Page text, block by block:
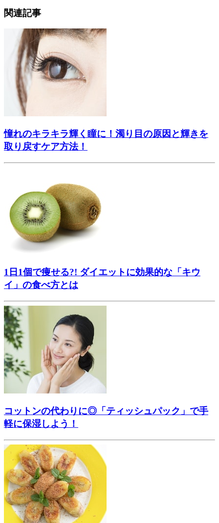
関連記事
憧れのキラキラ輝く瞳に！濁り目の原因と輝きを
取り戻すケア方法！
1日1個で痩せる?! ダイエットに効果的な「キウ
イ」の食べ方とは
コットンの代わりに◎「ティッシュパック」で手
軽に保湿しよう！